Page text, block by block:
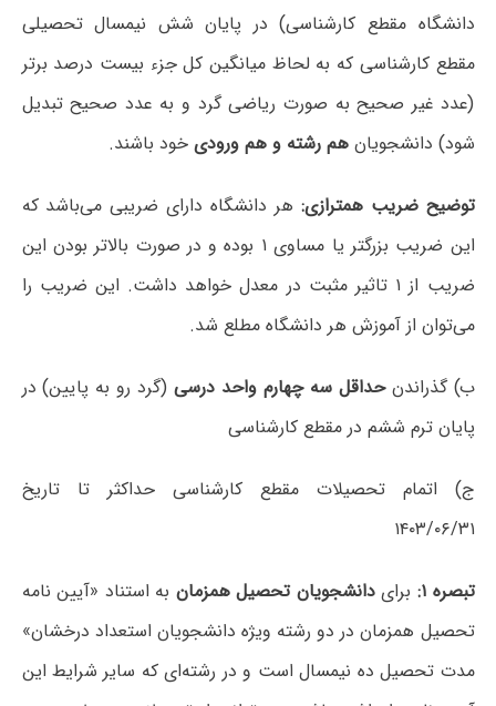
دانشگاه مقطع کارشناسی) در پایان شش نیمسال تحصیلی
مقطع کارشناسی که به لحاظ میانگین کل جزء بیست درصد برتر
(عدد غیر صحیح به صورت ریاضی گرد و به عدد صحیح تبدیل
شود) دانشجویانهم رشته و هم ورودی خود باشند.
توضیح ضریب همترازی: هر دانشگاه دارای ضریبی می‌باشد که
این ضریب بزرگتر یا مساوی ۱ بوده و در صورت بالاتر بودن این
ضریب از ۱ تاثیر مثبت در معدل خواهد داشت. این ضریب را
می‌توان از آموزش هر دانشگاه مطلع شد.
ب) گذراندن حداقل سه چهارم واحد درسی(گرد رو به پایین) در
پایان ترم ششم در مقطع کارشناسی
ج) اتمام تحصیلات مقطع کارشناسی حداکثر تا تاریخ
۱۴۰۳/۰۶/۳۱
تبصره ۱: برایدانشجویان تحصیل همزمان به استناد «آیین نامه
تحصیل همزمان در دو رشته ویژه دانشجویان استعداد درخشان»
مدت تحصیل ده نیمسال است و در رشته‌ای که سایر شرایط این